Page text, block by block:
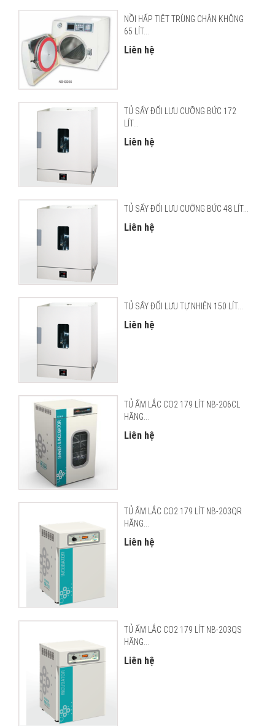
NỒI HẤP TIỆT TRÙNG CHÂN KHÔNG
65 LÍT...
Liên hệ
TỦ SẤY ĐỐI LƯU CƯỠNG BỨC 172
LÍT...
Liên hệ
TỦ SẤY ĐỐI LƯU CƯỠNG BỨC 48 LÍT...
Liên hệ
TỦ SẤY ĐỐI LƯU TỰ NHIÊN 150 LÍT...
Liên hệ
TỦ ẤM LẮC CO2 179 LÍT NB-206CL
HÃNG...
Liên hệ
TỦ ẤM LẮC CO2 179 LÍT NB-203QR
HÃNG...
Liên hệ
TỦ ẤM LẮC CO2 179 LÍT NB-203QS
HÃNG...
Liên hệ